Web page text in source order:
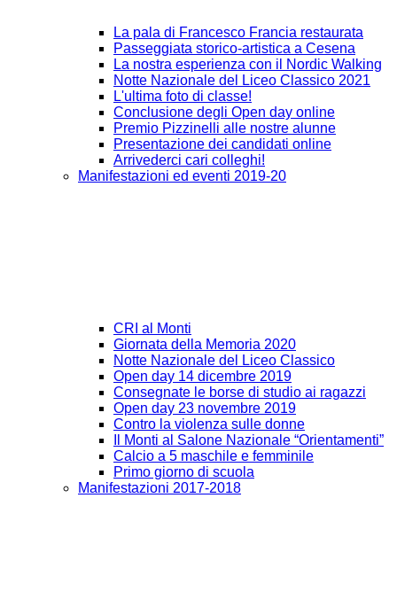
La pala di Francesco Francia restaurata
Passeggiata storico-artistica a Cesena
La nostra esperienza con il Nordic Walking
Notte Nazionale del Liceo Classico 2021
L'ultima foto di classe!
Conclusione degli Open day online
Premio Pizzinelli alle nostre alunne
Presentazione dei candidati online
Arrivederci cari colleghi!
Manifestazioni ed eventi 2019-20
CRI al Monti
Giornata della Memoria 2020
Notte Nazionale del Liceo Classico
Open day 14 dicembre 2019
Consegnate le borse di studio ai ragazzi
Open day 23 novembre 2019
Contro la violenza sulle donne
Il Monti al Salone Nazionale “Orientamenti”
Calcio a 5 maschile e femminile
Primo giorno di scuola
Manifestazioni 2017-2018